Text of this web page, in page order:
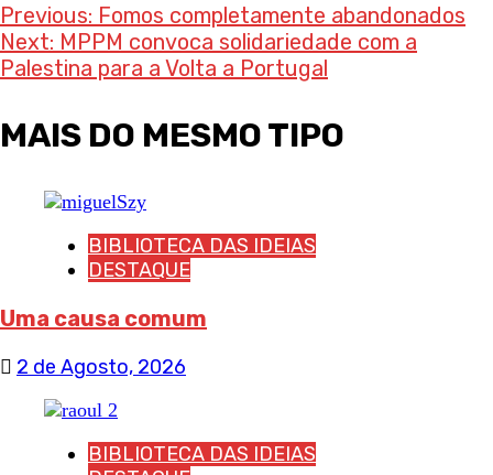
Post
navigation
Previous: Fomos completamente abandonados
Next: MPPM convoca solidariedade com a
Palestina para a Volta a Portugal
MAIS DO MESMO TIPO
BIBLIOTECA DAS IDEIAS
DESTAQUE
Uma causa comum
2 de Agosto, 2026
BIBLIOTECA DAS IDEIAS